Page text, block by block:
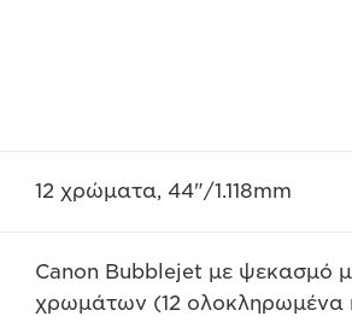
12 χρώματα, 44"/1.118mm
Canon Bubblejet με ψεκασμό
χρωμάτων (12 ολοκληρωμένα